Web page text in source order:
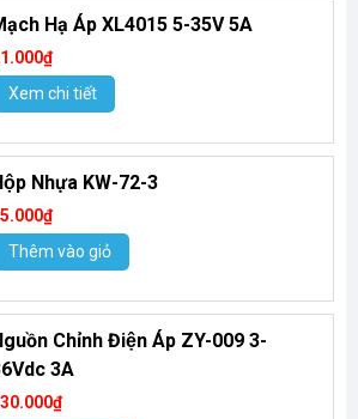
Hạ Áp XL4015 5-35V 5A
Xem chi tiết
Nhựa KW-72-3
Thêm vào giỏ
Chỉnh Điện Áp ZY-009 3-
3A